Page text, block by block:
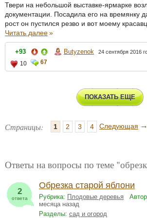
Твери на небольшой выставке-ярмарке
документации. Посадила его на времянку
рост он пустился резво и вот моему
Читать далее»
+93 Butyzenok 24 сентября 2016
10
67
ПОКАЗАТЬ ЕЩЕ
Страницы: 1 2 3 4 Следующая →
Ответы на вопросы по теме
2
ответа
Обрезка старой яблони
Рубрика: Плодовые деревья
месяца назад
Разделы: сад и огород